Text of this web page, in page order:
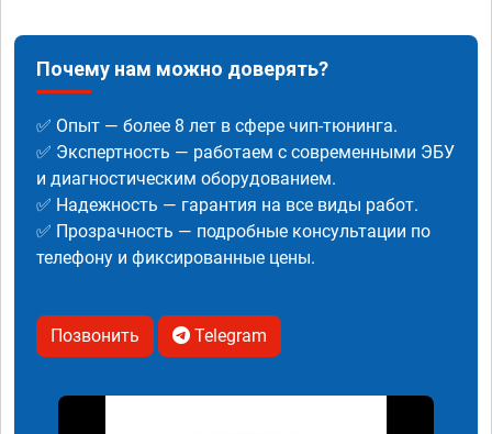
Почему нам можно доверять?
✅ Опыт — более 8 лет в сфере чип-тюнинга.
✅ Экспертность — работаем с современными ЭБУ
и диагностическим оборудованием.
✅ Надежность — гарантия на все виды работ.
✅ Прозрачность — подробные консультации по
телефону и фиксированные цены.
Позвонить Telegram